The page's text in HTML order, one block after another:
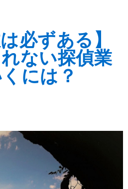
必ずある】
ない探偵業
には？